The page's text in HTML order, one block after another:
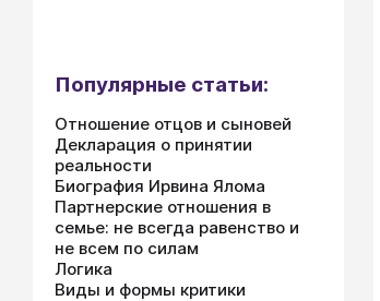
Популярные статьи:
Отношение отцов и сыновей
Декларация о принятии
реальности
Биография Ирвина Ялома
Партнерские отношения в
семье: не всегда равенство и
не всем по силам
Логика
Виды и формы критики